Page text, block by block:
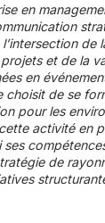
en
de
et de la
en
choisit de se
pour les
activité en
ses
de